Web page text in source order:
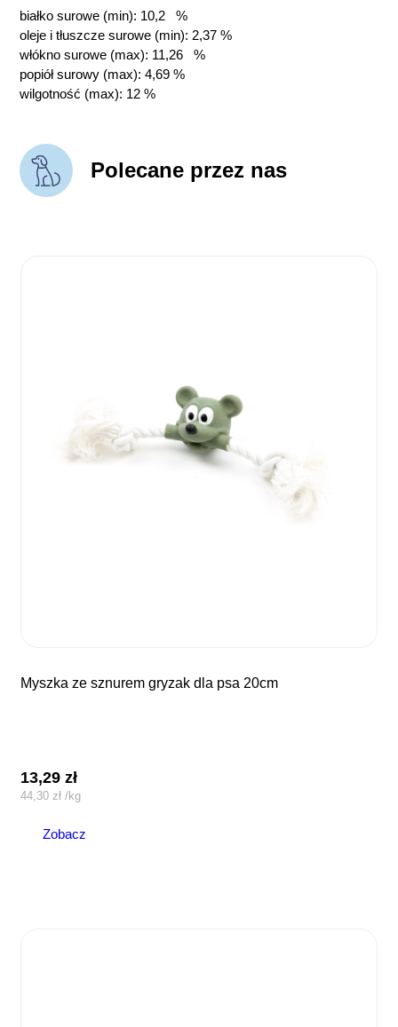
białko surowe (min): 10,2 %
oleje i tłuszcze surowe (min): 2,37 %
włókno surowe (max): 11,26 %
popiół surowy (max): 4,69 %
wilgotność (max): 12 %
Polecane przez nas
myszka ze sznurem gryzak dla psa 20cm
13,29zł
44,30 zł /kg
Zobacz